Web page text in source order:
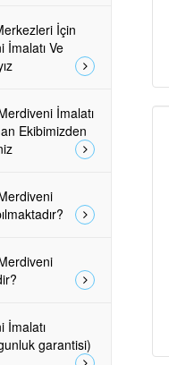
İçin
İmalatı Ve
İmalatı
Ekibimizden
İmalatı
garantisi)